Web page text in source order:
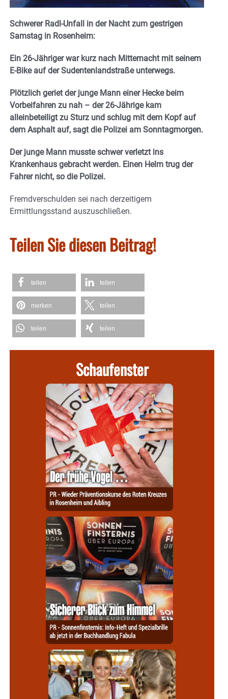
Schwerer Radl-Unfall in der Nacht zum gestrigen
Samstag in Rosenheim:
Ein 26-Jähriger war kurz nach Mitternacht mit seinem
E-Bike auf der Sudentenlandstraße unterwegs.
Plötzlich geriet der junge Mann einer Hecke beim
Vorbeifahren zu nah – der 26-Jährige kam
alleinbeteiligt zu Sturz und schlug mit dem Kopf auf
dem Asphalt auf, sagt die Polizei am Sonntagmorgen.
Der junge Mann musste schwer verletzt ins
Krankenhaus gebracht werden. Einen Helm trug der
Fahrer nicht, so die Polizei.
Fremdverschulden sei nach derzeitigem
Ermittlungsstand auszuschließen.
Teilen Sie diesen Beitrag!
teilen teilen
merken teilen
teilen teilen
Schaufenster